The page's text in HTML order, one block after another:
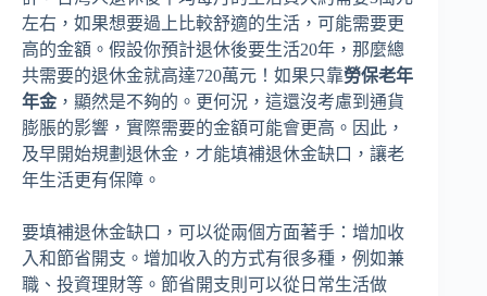
左右，如果想要過上比較舒適的生活，可能需要更
高的金額。假設你預計退休後要生活20年，那麼總
共需要的退休金就高達720萬元！如果只靠勞保老年
年金 ，顯然是不夠的。更何況，這還沒考慮到通貨
膨脹的影響，實際需要的金額可能會更高。因此，
及早開始規劃退休金，才能填補退休金缺口，讓老
年生活更有保障。
要填補退休金缺口，可以從兩個方面著手：增加收
入和節省開支。增加收入的方式有很多種，例如兼
職、投資理財等。節省開支則可以從日常生活做